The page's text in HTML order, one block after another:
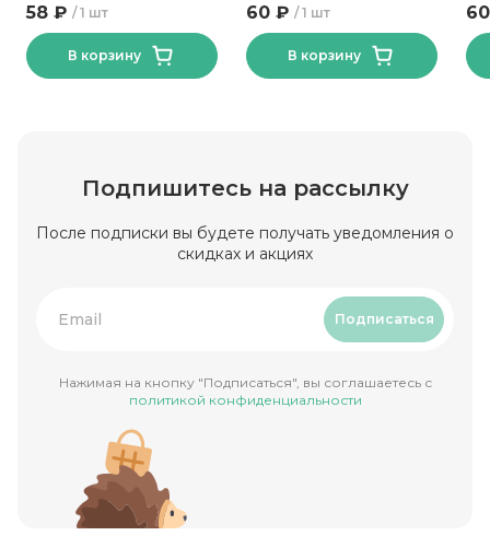
1 шт
58 ₽
В корзину
1 шт
60 ₽
В корзину
Подпишитесь на рассылку
После подписки вы будете получать уведомления о
скидках и акциях
Подписаться
Нажимая на кнопку "Подписаться", вы соглашаетесь с
политикой конфиденциальности